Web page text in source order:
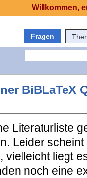
Fragen
BiBLaTeX
Literaturliste
Leider
vielleicht liegt
noch eine
Willkommen,